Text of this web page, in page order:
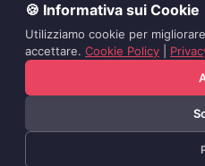
🍪 Informativa sui Cookie
Utilizziamo cookie per
accettare. Cookie Policy